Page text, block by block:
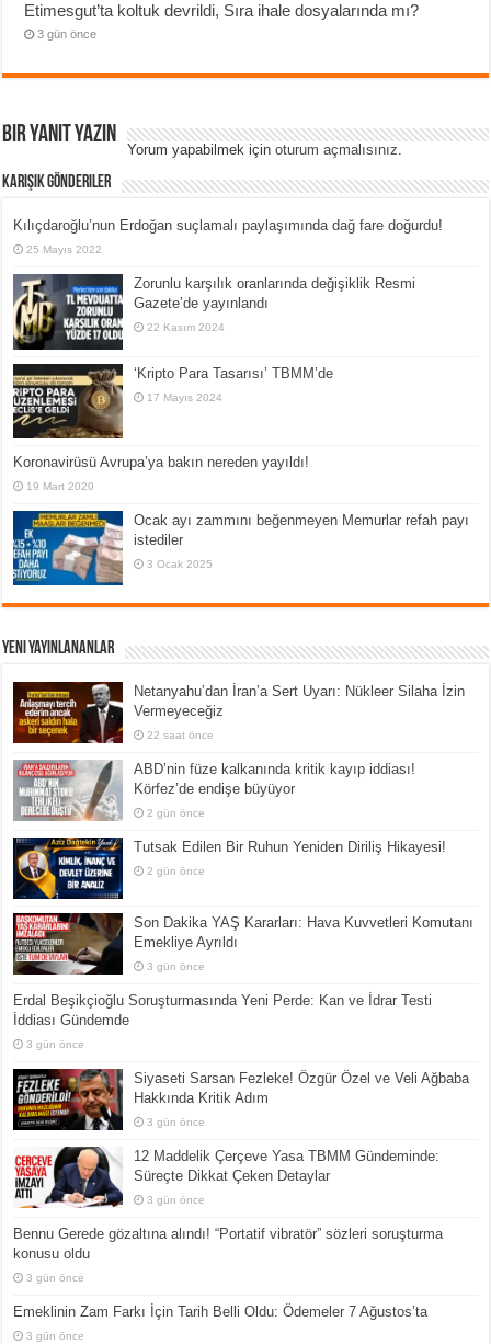
Etimesgut’ta koltuk devrildi, Sıra ihale dosyalarında mı?
3 gün önce
Bir yanıt yazın
Yorum yapabilmek içinoturum açmalısınız.
Karışık Gönderiler
Kılıçdaroğlu’nun Erdoğan suçlamalı paylaşımında dağ fare doğurdu!
25 Mayıs 2022
Zorunlu karşılık oranlarında değişiklik Resmi
Gazete’de yayınlandı
22 Kasım 2024
‘Kripto Para Tasarısı’ TBMM’de
17 Mayıs 2024
Koronavirüsü Avrupa’ya bakın nereden yayıldı!
19 Mart 2020
Ocak ayı zammını beğenmeyen Memurlar refah payı
istediler
3 Ocak 2025
Yeni Yayınlananlar
Netanyahu’dan İran’a Sert Uyarı: Nükleer Silaha İzin
Vermeyeceğiz
22 saat önce
ABD’nin füze kalkanında kritik kayıp iddiası!
Körfez’de endişe büyüyor
2 gün önce
Tutsak Edilen Bir Ruhun Yeniden Diriliş Hikayesi!
2 gün önce
Son Dakika YAŞ Kararları: Hava Kuvvetleri Komutanı
Emekliye Ayrıldı
3 gün önce
Erdal Beşikçioğlu Soruşturmasında Yeni Perde: Kan ve İdrar Testi
İddiası Gündemde
3 gün önce
Siyaseti Sarsan Fezleke! Özgür Özel ve Veli Ağbaba
Hakkında Kritik Adım
3 gün önce
12 Maddelik Çerçeve Yasa TBMM Gündeminde:
Süreçte Dikkat Çeken Detaylar
3 gün önce
Bennu Gerede gözaltına alındı! “Portatif vibratör” sözleri soruşturma
konusu oldu
3 gün önce
Emeklinin Zam Farkı İçin Tarih Belli Oldu: Ödemeler 7 Ağustos’ta
3 gün önce